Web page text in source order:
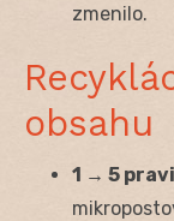
zmenilo.
obsahu
1 → 5